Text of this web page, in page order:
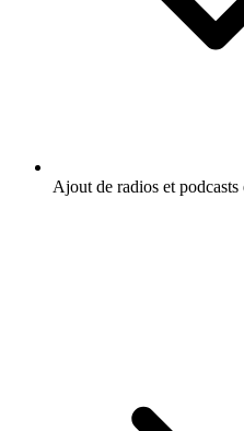
Ajout de radios et podcasts